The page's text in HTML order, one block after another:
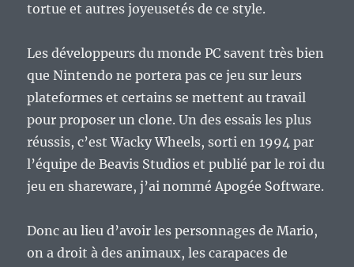
tortue et autres joyeusetés de ce style.
Les développeurs du monde PC savent très bien
que Nintendo ne portera pas ce jeu sur leurs
plateformes et certains se mettent au travail
pour proposer un clone. Un des essais les plus
réussis, c’est Wacky Wheels, sorti en 1994 par
l’équipe de Beavis Studios et publié par le roi du
jeu en shareware, j’ai nommé Apogée Software.
Donc au lieu d’avoir les personnages de Mario,
on a droit à des animaux, les carapaces de